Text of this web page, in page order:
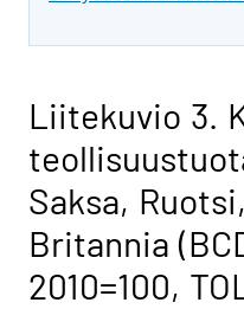
Liitekuvio 3.
Saksa,
Britannia
2010=100,